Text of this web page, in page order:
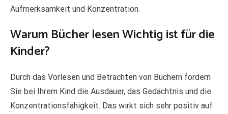
Aufmerksamkeit und Konzentration.
Warum Bücher lesen Wichtig ist für die
Kinder?
Durch das Vorlesen und Betrachten von Büchern fördern
Sie bei Ihrem Kind die Ausdauer, das Gedächtnis und die
Konzentrationsfähigkeit. Das wirkt sich sehr positiv auf